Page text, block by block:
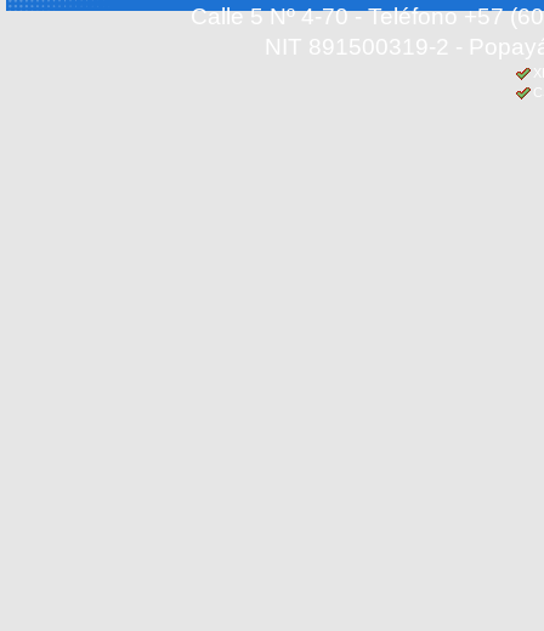
Calle 5 Nº 4-70 - Teléfono +57
NIT 891500319-2 -